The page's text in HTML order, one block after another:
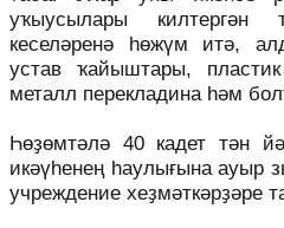
уҡыусылары
кеселәренә һөжүм итә,
устав ҡайыштары,
металл перекладина һәм
Һөҙөмтәлә 40 кадет тән
икәүһенең һаулығына ауыр
учреждение хеҙмәткәрҙәре